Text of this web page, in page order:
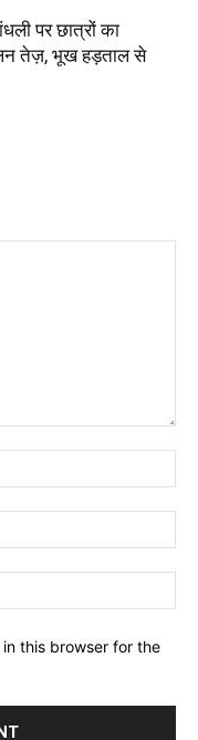
पर छात्रों का
तेज़, भूख हड़ताल से
this browser for the